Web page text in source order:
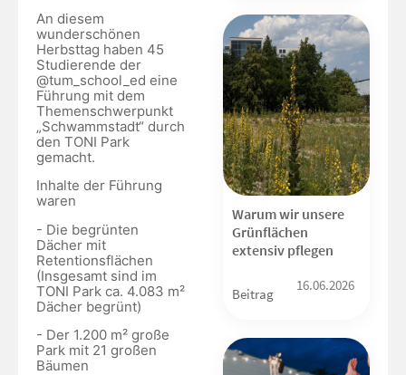
An diesem
wunderschönen
Herbsttag haben 45
Studierende der
@tum_school_ed eine
Führung mit dem
Themenschwerpunkt
„Schwammstadt“ durch
den TONI Park
gemacht.
Inhalte der Führung
waren
- Die begrünten
Dächer mit
Retentionsflächen
(Insgesamt sind im
TONI Park ca. 4.083 m²
Dächer begrünt)
- Der 1.200 m² große
Park mit 21 großen
Bäumen
Warum wir unsere
Grünflächen
extensiv pflegen
Beitrag
16.06.2026